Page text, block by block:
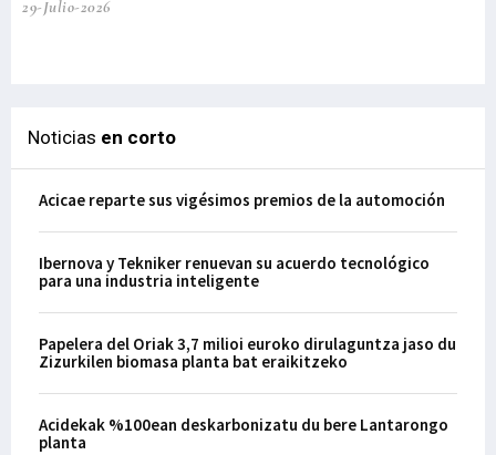
29-Julio-2026
Noticias en corto
Acicae reparte sus vigésimos premios de la automoción
Ibernova y Tekniker renuevan su acuerdo tecnológico
para una industria inteligente
Papelera del Oriak 3,7 milioi euroko dirulaguntza jaso du
Zizurkilen biomasa planta bat eraikitzeko
Acidekak %100ean deskarbonizatu du bere Lantarongo
planta